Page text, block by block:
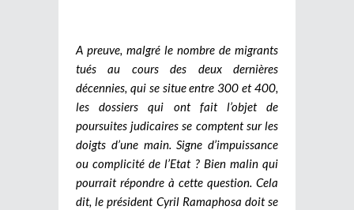
A preuve, malgré le nombre de migrants
tués au cours des deux dernières
décennies, qui se situe entre 300 et 400,
les dossiers qui ont fait l’objet de
poursuites judicaires se comptent sur les
doigts d’une main. Signe d’impuissance
ou complicité de l’Etat ? Bien malin qui
pourrait répondre à cette question. Cela
dit, le président Cyril Ramaphosa doit se